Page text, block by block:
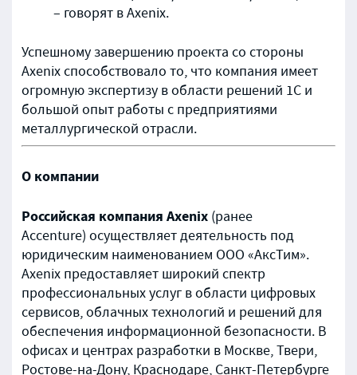
– говорят в Axenix.
Успешному завершению проекта со стороны
Axenix способствовало то, что компания имеет
огромную экспертизу в области решений 1С и
большой опыт работы с предприятиями
металлургической отрасли.
О компании
Российская компания Axenix (ранее
Accenture) осуществляет деятельность под
юридическим наименованием ООО «АксТим».
Axenix предоставляет широкий спектр
профессиональных услуг в области цифровых
сервисов, облачных технологий и решений для
обеспечения информационной безопасности. В
офисах и центрах разработки в Москве, Твери,
Ростове-на-Дону, Краснодаре, Санкт-Петербурге